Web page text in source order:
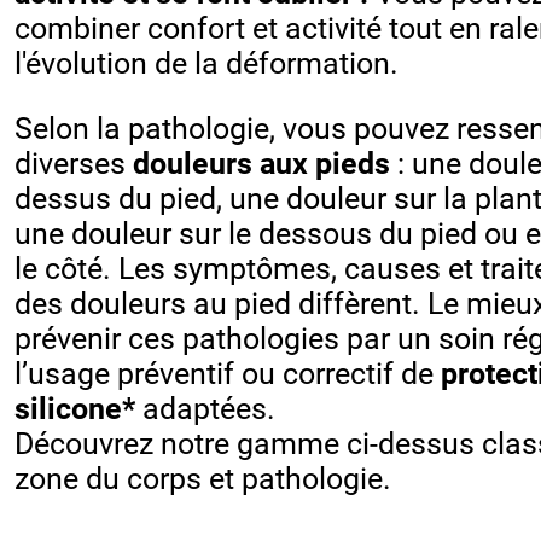
combiner confort et activité tout en
l'évolution de la déformation.
Selon la pathologie, vous pouvez
diverses douleurs aux pieds : une
dessus du pied, une douleur sur la
une douleur sur le dessous du pied ou
le côté. Les symptômes, causes et
des douleurs au pied diffèrent. Le
prévenir ces pathologies par un soin
l’usage préventif ou correctif de
silicone*adaptées.
Découvrez notre gamme ci-dessus
zone du corps et pathologie.